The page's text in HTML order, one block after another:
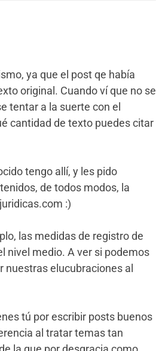
ya que el post qe había
original. Cuando ví que no se
tentar a la suerte con el
cantidad de texto puedes citar
tengo allí, y les pido
de todos modos, la
:)
las medidas de registro de
nivel medio. A ver si podemos
nuestras elucubraciones al
tú por escribir posts buenos
al tratar temas tan